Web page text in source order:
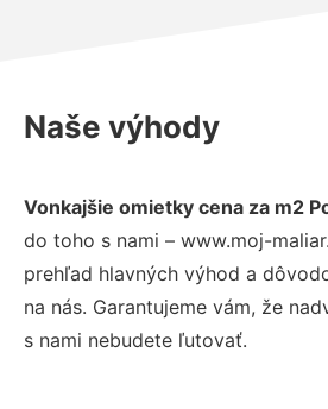
Naše výhody
Vonkajšie omietky cena za m2
do toho s nami – www.moj-
prehľad hlavných výhod a
na nás. Garantujeme vám, že
s nami nebudete ľutovať.